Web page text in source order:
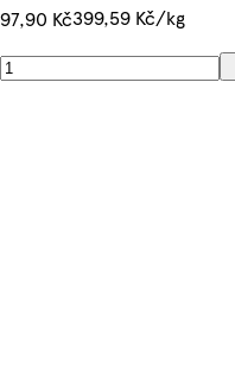
97,90 Kč399,59 Kč/kg